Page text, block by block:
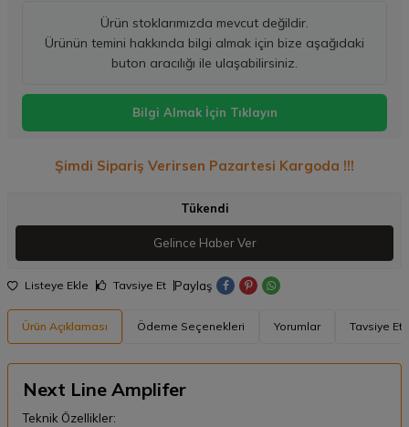
Ürün stoklarımızda mevcut değildir.
Ürünün temini hakkında bilgi almak için bize aşağıdaki
buton aracılığı ile ulaşabilirsiniz.
Bilgi Almak İçin Tıklayın
Şimdi Sipariş Verirsen Pazartesi Kargoda !!!
Tükendi
Gelince Haber Ver
Listeye Ekle Tavsiye Et Paylaş
Ürün Açıklaması Ödeme Seçenekleri Yorumlar Tavsiye Et
Next Line Amplifer
Teknik Özellikler: